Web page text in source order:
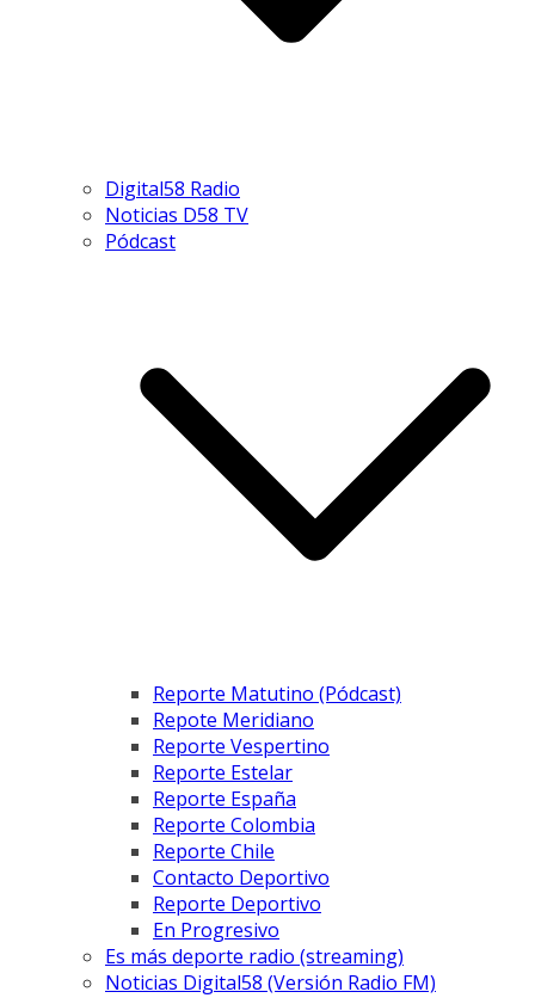
Digital58 Radio
Noticias D58 TV
Pódcast
Reporte Matutino (Pódcast)
Repote Meridiano
Reporte Vespertino
Reporte Estelar
Reporte España
Reporte Colombia
Reporte Chile
Contacto Deportivo
Reporte Deportivo
En Progresivo
Es más deporte radio (streaming)
Noticias Digital58 (Versión Radio FM)